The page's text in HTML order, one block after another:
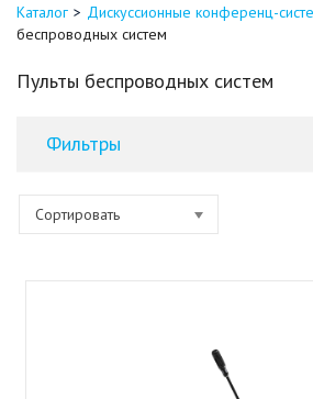
Каталог Дискуссионные конференц-
беспроводных систем
Пульты беспроводных систем
Фильтры
Сортировать